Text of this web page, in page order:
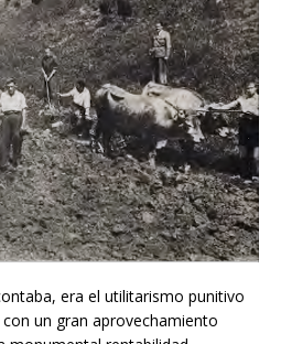
era el utilitarismo punitivo
un gran aprovechamiento